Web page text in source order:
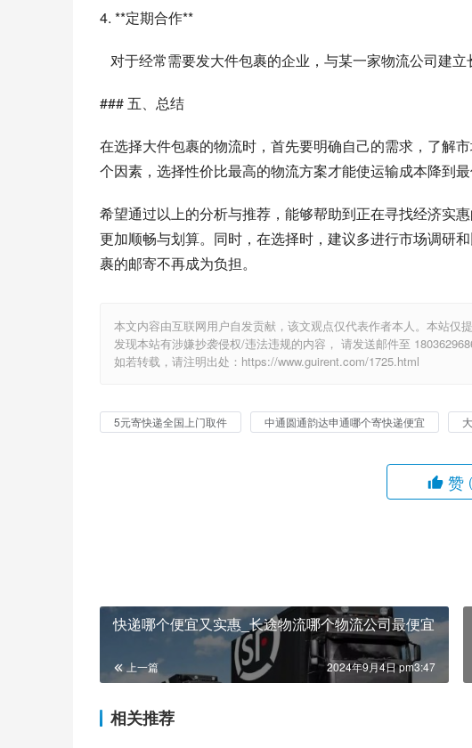
4. **定期合作**
对于经常需要发大件包裹的企业，与某一家物流公司建
### 五、总结
在选择大件包裹的物流时，首先要明确自己的需求，了解
个因素，选择性价比最高的物流方案才能使运输成本降到最
希望通过以上的分析与推荐，能够帮助到正在寻找经济实
更加顺畅与划算。同时，在选择时，建议多进行市场调研
裹的邮寄不再成为负担。
本文内容由互联网用户自发贡献，该文观点仅代表作者本人。本站仅
发现本站有涉嫌抄袭侵权/违法违规的内容， 请发送邮件至
如若转载，请注明出处：https://www.guirent.com/1725.html
5元寄快递全国上门取件 中通圆通韵达申通哪个寄快递便宜
赞
快递哪个便宜又实惠_长途物流哪个物流公司最便宜
上一篇 2024年9月4日 pm3:47
相关推荐